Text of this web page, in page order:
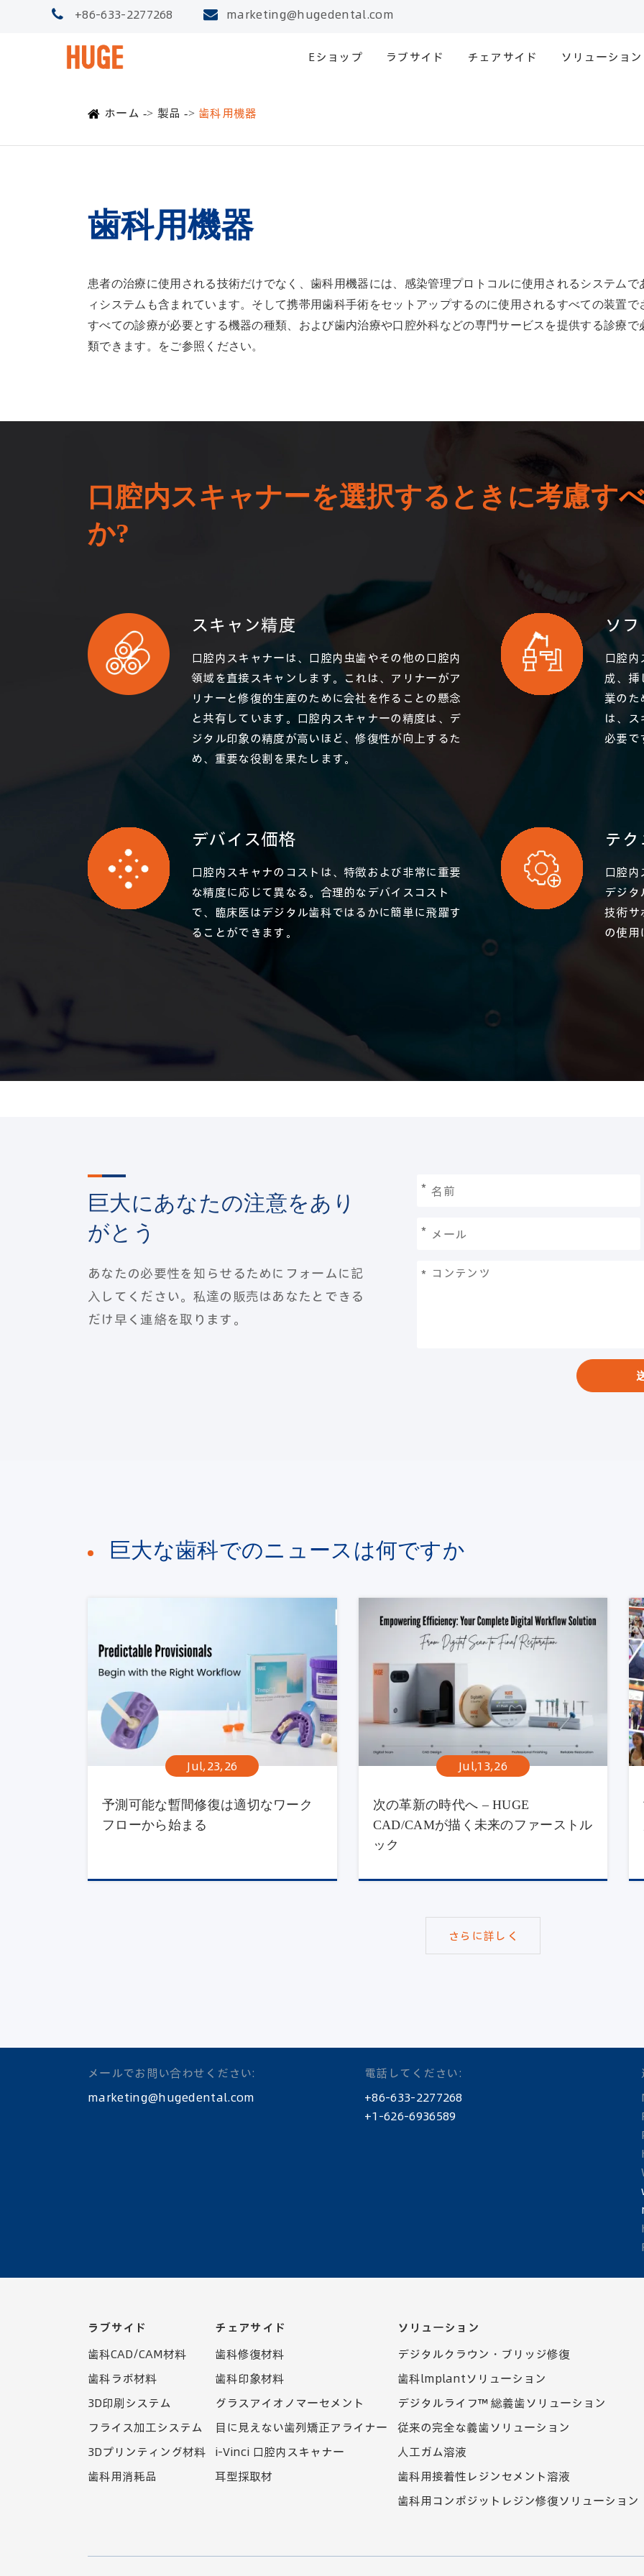
+86-633-2277268 marketing@hugedental.com
Eショップ ラブサイド チェアサイド ソリューション
ホーム 製品 歯科用機器
歯科用機器
患者の治療に使用される技術だけでなく、歯科用機器には、感染管理プロトコルに使用されるシステム
ィシステムも含まれています。そして携帯用歯科手術をセットアップするのに使用されるすべての装置
すべての診療が必要とする機器の種類、および歯内治療や口腔外科などの専門サービスを提供する診療
類できます。をご参照ください。
口腔内スキャナーを選択するときに考慮す
か?
スキャン精度
口腔内スキャナーは、口腔内虫歯やその他の口腔内
領域を直接スキャンします。これは、アリナーがア
リナーと修復的生産のために会社を作ることの懸念
と共有しています。口腔内スキャナーの精度は、デ
ジタル印象の精度が高いほど、修復性が向上するた
め、重要な役割を果たします。
ソ
口腔
成、挿
業のた
は、
必要で
デバイス価格
口腔内スキャナのコストは、特徴および非常に重要
な精度に応じて異なる。合理的なデバイスコスト
で、臨床医はデジタル歯科ではるかに簡単に飛躍す
ることができます。
テ
口腔
デジ
技術サ
の使用
巨大にあなたの注意をあり
がとう
あなたの必要性を知らせるためにフォームに記
入してください。私達の販売はあなたとできる
だけ早く連絡を取ります。
*
*
*
巨大な歯科でのニュースは何ですか
Jul,23,26
予測可能な暫間修復は適切なワーク
フローから始まる
Jul,13,26
次の革新の時代へ – HUGE
CAD/CAMが描く未来のファーストル
ック
さらに詳しく
メールでお問い合わせください:
marketing@hugedental.com
電話してください:
+86-633-2277268
+1-626-6936589
ラブサイド
歯科CAD/CAM材料
歯科ラボ材料
3D印刷システム
フライス加工システム
3Dプリンティング材料
歯科用消耗品
チェアサイド
歯科修復材料
歯科印象材料
グラスアイオノマーセメント
目に見えない歯列矯正アライナー
i-Vinci 口腔内スキャナー
耳型採取材
ソリューション
デジタルクラウン・ブリッジ修復
歯科lmplantソリューション
デジタルライフ™ 総義歯ソリューション
従来の完全な義歯ソリューション
人工ガム溶液
歯科用接着性レジンセメント溶液
歯科用コンポジットレジン修復ソリューション